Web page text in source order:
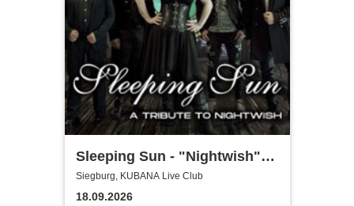
Sleeping Sun - "Nightwish"-
Tribute
Siegburg, KUBANA Live Club
18.09.2026